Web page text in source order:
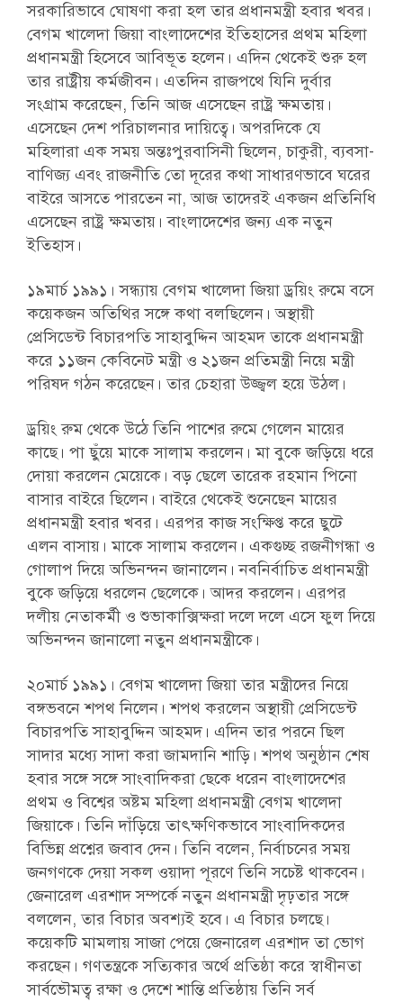
সরকারিভাবে ঘোষণা করা হল তার প্রধানমন্ত্রী হবার খবর।
বেগম খালেদা জিয়া বাংলাদেশের ইতিহাসের প্রথম মহিলা
প্রধানমন্ত্রী হিসেবে আবিভূত হলেন। এদিন থেকেই শুরু হল
তার রাষ্ট্রীয় কর্মজীবন। এতদিন রাজপথে যিনি দুর্বার
সংগ্রাম করেছেন, তিনি আজ এসেছেন রাষ্ট্র ক্ষমতায়।
এসেছেন দেশ পরিচালনার দায়িত্বে। অপরদিকে যে
মহিলারা এক সময় অন্তঃপুরবাসিনী ছিলেন, চাকুরী, ব্যবসা-
বাণিজ্য এবং রাজনীতি তো দূরের কথা সাধারণভাবে ঘরের
বাইরে আসতে পারতেন না, আজ তাদেরই একজন প্রতিনিধি
এসেছেন রাষ্ট্র ক্ষমতায়। বাংলাদেশের জন্য এক নতুন
ইতিহাস।
১৯মার্চ ১৯৯১। সন্ধ্যায় বেগম খালেদা জিয়া ড্রয়িং রুমে বসে
কয়েকজন অতিথির সঙ্গে কথা বলছিলেন। অস্থায়ী
প্রেসিডেন্ট বিচারপতি সাহাবুদ্দিন আহমদ তাকে প্রধানমন্ত্রী
করে ১১জন কেবিনেট মন্ত্রী ও ২১জন প্রতিমন্ত্রী নিয়ে মন্ত্রী
পরিষদ গঠন করেছেন। তার চেহারা উজ্জ্বল হয়ে উঠল।
ড্রয়িং রুম থেকে উঠে তিনি পাশের রুমে গেলেন মায়ের
কাছে। পা ছুঁয়ে মাকে সালাম করলেন। মা বুকে জড়িয়ে ধরে
দোয়া করলেন মেয়েকে। বড় ছেলে তারেক রহমান পিনো
বাসার বাইরে ছিলেন। বাইরে থেকেই শুনেছেন মায়ের
প্রধানমন্ত্রী হবার খবর। এরপর কাজ সংক্ষিপ্ত করে ছুটে
এলন বাসায়। মাকে সালাম করলেন। একগুচ্ছ রজনীগন্ধা ও
গোলাপ দিয়ে অভিনন্দন জানালেন। নবনির্বাচিত প্রধানমন্ত্রী
বুকে জড়িয়ে ধরলেন ছেলেকে। আদর করলেন। এরপর
দলীয় নেতাকর্মী ও শুভাকাক্সিক্ষরা দলে দলে এসে ফুল দিয়ে
অভিনন্দন জানালো নতুন প্রধানমন্ত্রীকে।
২০মার্চ ১৯৯১। বেগম খালেদা জিয়া তার মন্ত্রীদের নিয়ে
বঙ্গভবনে শপথ নিলেন। শপথ করলেন অস্থায়ী প্রেসিডেন্ট
বিচারপতি সাহাবুদ্দিন আহমদ। এদিন তার পরনে ছিল
সাদার মধ্যে সাদা করা জামদানি শাড়ি। শপথ অনুষ্ঠান শেষ
হবার সঙ্গে সঙ্গে সাংবাদিকরা ছেকে ধরেন বাংলাদেশের
প্রথম ও বিশ্বের অষ্টম মহিলা প্রধানমন্ত্রী বেগম খালেদা
জিয়াকে। তিনি দাঁড়িয়ে তাৎক্ষণিকভাবে সাংবাদিকদের
বিভিন্ন প্রশ্নের জবাব দেন। তিনি বলেন, নির্বাচনের সময়
জনগণকে দেয়া সকল ওয়াদা পূরণে তিনি সচেষ্ট থাকবেন।
জেনারেল এরশাদ সম্পর্কে নতুন প্রধানমন্ত্রী দৃঢ়তার সঙ্গে
বললেন, তার বিচার অবশ্যই হবে। এ বিচার চলছে।
কয়েকটি মামলায় সাজা পেয়ে জেনারেল এরশাদ তা ভোগ
করছেন। গণতন্ত্রকে সত্যিকার অর্থে প্রতিষ্ঠা করে স্বাধীনতা
সার্বভৌমত্ব রক্ষা ও দেশে শান্তি প্রতিষ্ঠায় তিনি সর্ব